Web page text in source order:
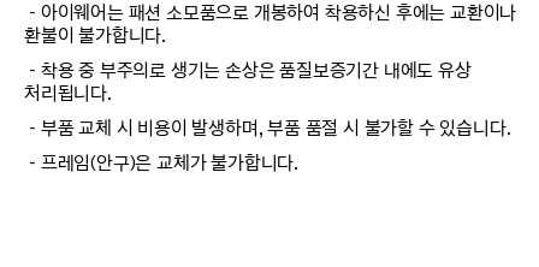
－아이웨어는 패션 소모품으로 개봉하여 착용하신 후에는 교환이나
환불이 불가합니다.
－착용 중 부주의로 생기는 손상은 품질보증기간 내에도 유상
처리됩니다.
－부품 교체 시 비용이 발생하며, 부품 품절 시 불가할 수 있습니다.
－프레임(안구)은 교체가 불가합니다.